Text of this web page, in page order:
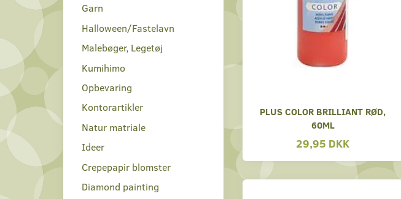
Garn
Halloween/Fastelavn
Malebøger, Legetøj
Kumihimo
Opbevaring
Kontorartikler
Natur matriale
Ideer
Crepepapir blomster
Diamond painting
PLUS COLOR BRILLIANT RØD,
60ML
29,95 DKK